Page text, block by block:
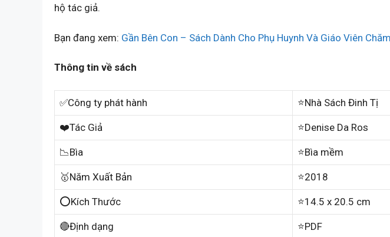
hộ tác giả.
Bạn đang xem: Gần Bên Con – Sách Dành Cho Phụ Huynh Và Giáo Viên
Thông tin về sách
✅Công ty phát hành ⭐Nhà Sách Đinh Tị
❤️Tác Giả ⭐Denise Da Ros
📉Bìa ⭐Bìa mềm
🥇Năm Xuất Bản ⭐2018
⭕Kích Thước ⭐14.5 x 20.5 cm
🔴Định dạng ⭐PDF